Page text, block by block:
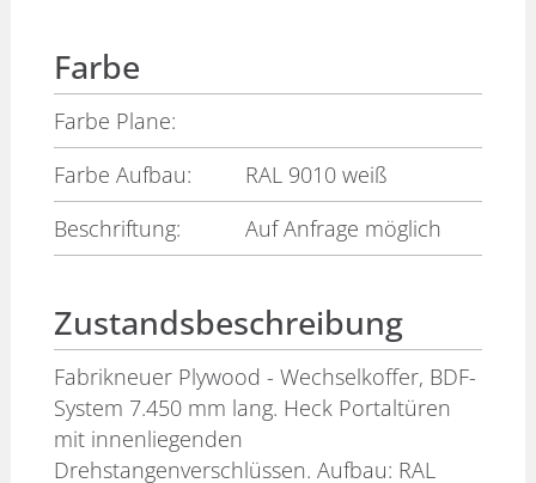
Farbe
Farbe Plane:
Farbe Aufbau:
RAL 9010 weiß
Beschriftung:
Auf Anfrage möglich
Zustandsbeschreibung
Fabrikneuer Plywood - Wechselkoffer, BDF-
System 7.450 mm lang. Heck Portaltüren
mit innenliegenden
Drehstangenverschlüssen. Aufbau: RAL